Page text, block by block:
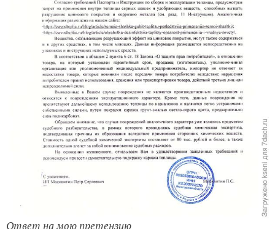
Ответ на мою претензию